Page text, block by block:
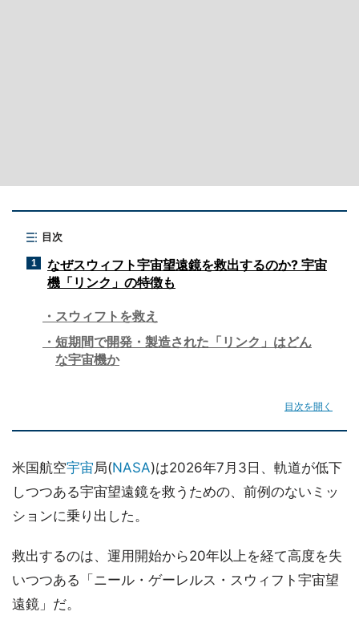
目次
1
なぜスウィフト宇宙望遠鏡を救出するのか? 宇宙
機「リンク」の特徴も
スウィフトを救え
短期間で開発・製造された「リンク」はどん
な宇宙機か
目次を開く
米国航空宇宙局(NASA)は2026年7月3日、軌道が低下
しつつある宇宙望遠鏡を救うための、前例のないミッ
ションに乗り出した。
救出するのは、運用開始から20年以上を経て高度を失
いつつある「ニール・ゲーレルス・スウィフト宇宙望
遠鏡」だ。